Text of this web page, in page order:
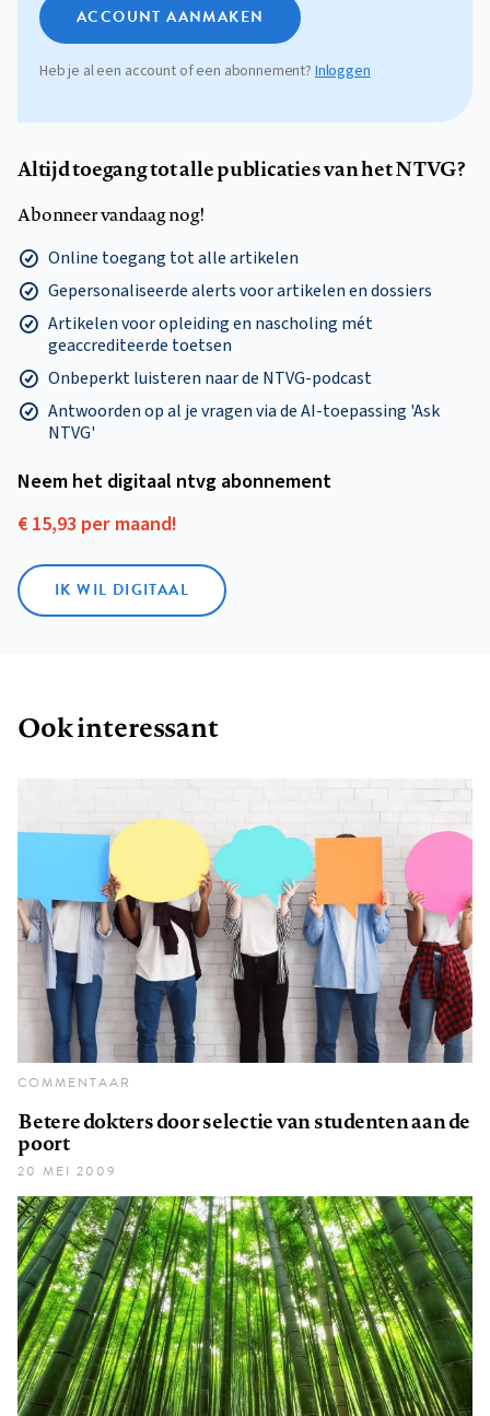
ACCOUNT AANMAKEN
Heb je al een account of een abonnement? Inloggen
Altijd toegang tot alle publicaties van het NTVG?
Abonneer vandaag nog!
Online toegang tot alle artikelen
Gepersonaliseerde alerts voor artikelen en dossiers
Artikelen voor opleiding en nascholing mét
geaccrediteerde toetsen
Onbeperkt luisteren naar de NTVG-podcast
Antwoorden op al je vragen via de AI-toepassing 'Ask
NTVG'
Neem het digitaal ntvg abonnement
€ 15,93 per maand!
IK WIL DIGITAAL
Ook interessant
COMMENTAAR
Betere dokters door selectie van studenten aan de
poort
20 MEI 2009